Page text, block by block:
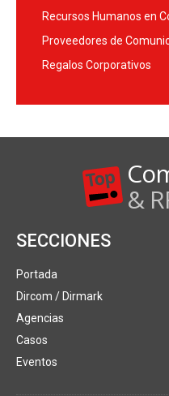
Recursos Humanos en
Proveedores de
Regalos Corporativos
&
SECCIONES
Portada
Dircom / Dirmark
Agencias
Casos
Eventos